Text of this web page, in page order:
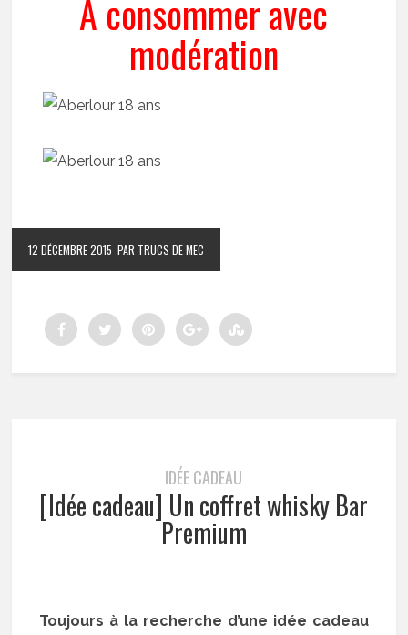
A consommer avec
modération
12 DÉCEMBRE 2015 PAR TRUCS DE MEC
IDÉE CADEAU
[Idée cadeau] Un coffret whisky Bar
Premium
Toujours à la recherche d’une idée cadeau